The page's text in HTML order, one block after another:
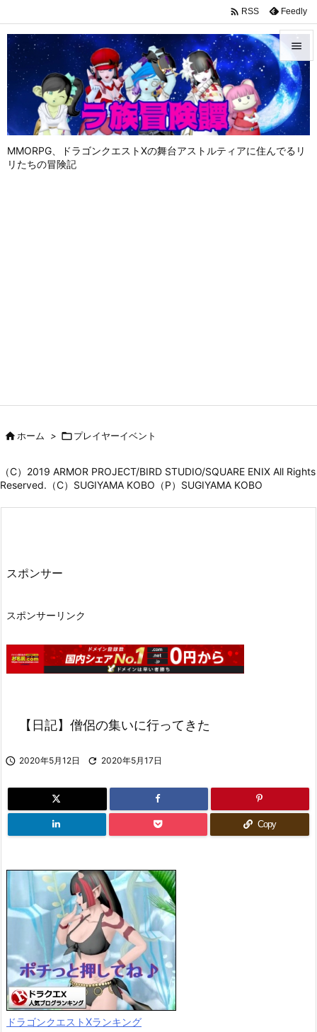
MMORPG、ドラゴンクエストⅩの舞台アストルティアに住んでるリ
リたちの冒険記


メニュ

サイド

 RSS Feedly
ホーム > プレイヤーイベント
（C）2019 ARMOR PROJECT/BIRD STUDIO/SQUARE ENIX All Rights
Reserved.（C）SUGIYAMA KOBO（P）SUGIYAMA KOBO
スポンサー
スポンサーリンク
【日記】僧侶の集いに行ってきた
 2020年5月12日  2020年5月17日
Copy
ドラゴンクエストXランキング